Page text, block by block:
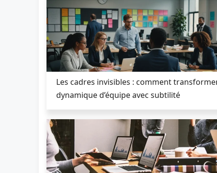
Les cadres invisibles : comment
dynamique d’équipe avec subtilité